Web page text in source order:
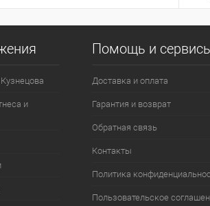
и
Помощь и
Доставка и оплата
Гарантия и возврат
Обратная связь
Контакты
Политика
Пользовательское